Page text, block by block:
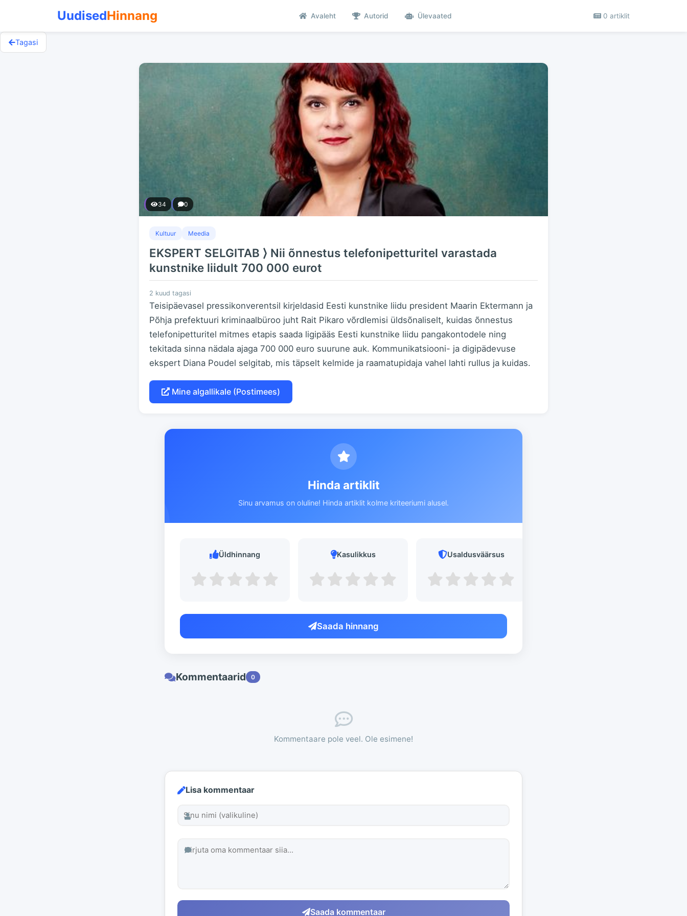
UudisedHinnang Avaleht Autorid Ülevaated 0 artiklit
Tagasi
34 0
Kultuur Meedia
EKSPERT SELGITAB ⟩ Nii õnnestus telefonipetturitel varastada
kunstnike liidult 700 000 eurot
2 kuud tagasi
Teisipäevasel pressikonverentsil kirjeldasid Eesti kunstnike liidu president Maarin Ektermann ja
Põhja prefektuuri kriminaalbüroo juht Rait Pikaro võrdlemisi üldsõnaliselt, kuidas õnnestus
telefonipetturitel mitmes etapis saada ligipääs Eesti kunstnike liidu pangakontodele ning
tekitada sinna nädala ajaga 700 000 euro suurune auk. Kommunikatsiooni- ja digipädevuse
ekspert Diana Poudel selgitab, mis täpselt kelmide ja raamatupidaja vahel lahti rullus ja kuidas.
Mine algallikale (Postimees)
Hinda artiklit
Sinu arvamus on oluline! Hinda artiklit kolme kriteeriumi alusel.
Üldhinnang Kasulikkus Usaldusväärsus
Saada hinnang
Kommentaarid 0
Kommentaare pole veel. Ole esimene!
Lisa kommentaar
Saada kommentaar